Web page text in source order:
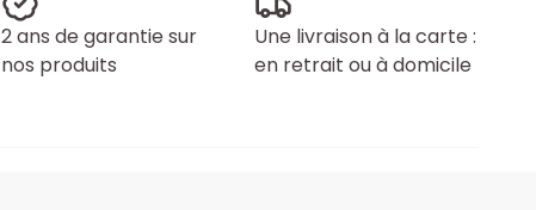
2 ans de garantie sur
nos produits
Une livraison à la carte :
en retrait ou à domicile